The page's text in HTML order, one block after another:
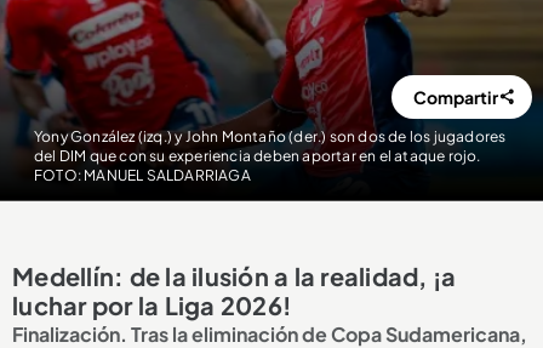
Yony González (izq.) y John Montaño (der.) son dos de los jugadores
del DIM que con su experiencia deben aportar en el ataque rojo.
FOTO: MANUEL SALDARRIAGA
Compartir
Medellín: de la ilusión a la realidad, ¡a
luchar por la Liga 2026!
Finalización. Tras la eliminación de Copa Sudamericana,